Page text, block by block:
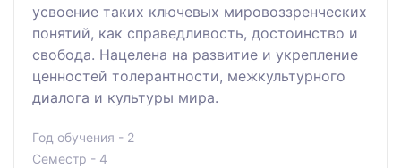
усвоение таких ключевых мировоззренческих
понятий, как справедливость, достоинство и
свобода. Нацелена на развитие и укрепление
ценностей толерантности, межкультурного
диалога и культуры мира.
Год обучения - 2
Семестр - 4